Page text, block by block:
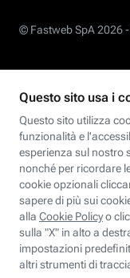
© Fastweb SpA 2026 -